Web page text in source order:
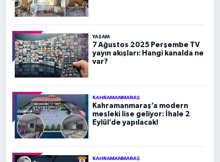
YAŞAM
7 Ağustos 2025 Perşembe TV
yayın akışları: Hangi kanalda ne
var?
KAHRAMANMARAŞ
Kahramanmaraş’a modern
mesleki lise geliyor: İhale 2
Eylül’de yapılacak!
KAHRAMANMARAŞ